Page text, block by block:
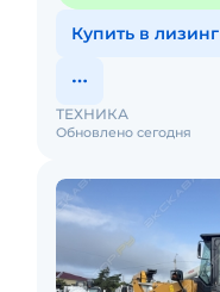
Купить в лизинг
Обновлено сегодня
ТЕХНИКА